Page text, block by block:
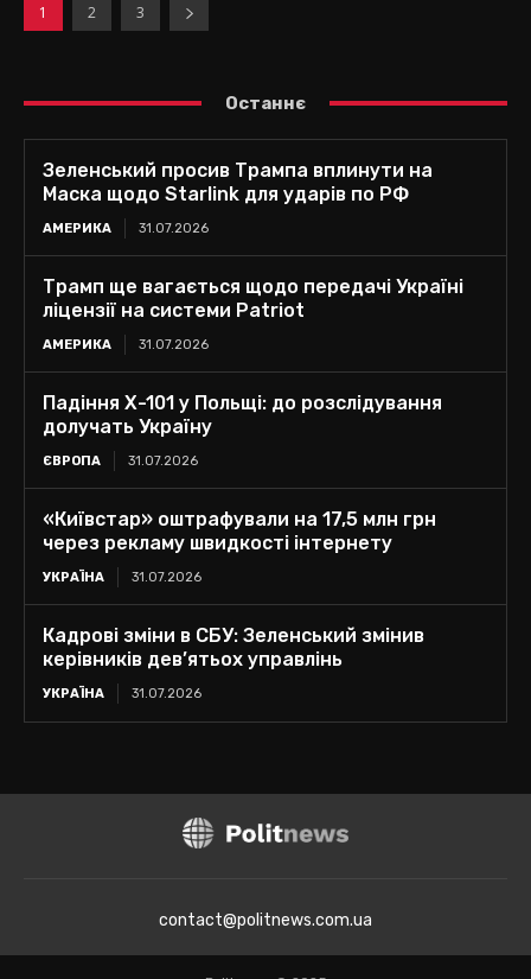
1 2 3
Останнє
Зеленський просив Трампа вплинути на
Маска щодо Starlink для ударів по РФ
АМЕРИКА 31.07.2026
Трамп ще вагається щодо передачі Україні
ліцензії на системи Patriot
АМЕРИКА 31.07.2026
Падіння Х-101 у Польщі: до розслідування
долучать Україну
ЄВРОПА 31.07.2026
«Київстар» оштрафували на 17,5 млн грн
через рекламу швидкості інтернету
УКРАЇНА 31.07.2026
Кадрові зміни в СБУ: Зеленський змінив
керівників дев’ятьох управлінь
УКРАЇНА 31.07.2026
contact@politnews.com.ua